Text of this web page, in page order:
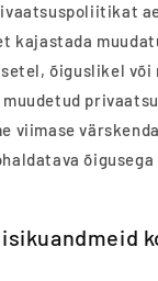
kajastada
õiguslikel
muudetud
viimase